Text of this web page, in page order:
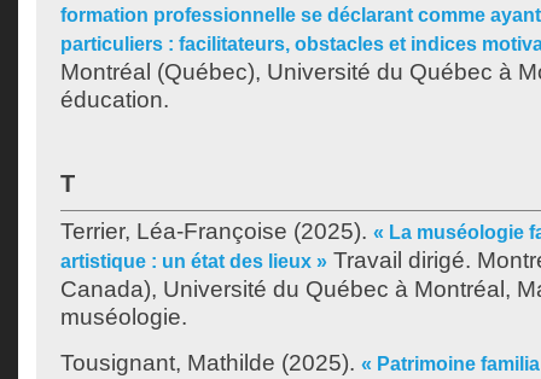
formation professionnelle se déclarant comme
particuliers : facilitateurs, obstacles et indices
Montréal (Québec), Université du Québec à
éducation.
T
Terrier, Léa-Françoise (2025). « La muséologie
artistique : un état des lieux » Travail dirigé.
Canada), Université du Québec à Montréal,
muséologie.
Tousignant, Mathilde (2025). « Patrimoine